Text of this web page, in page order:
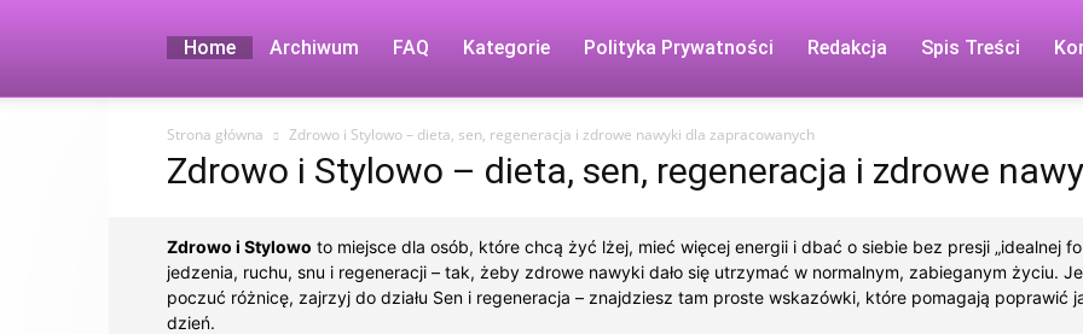
Home Archiwum FAQ Kategorie Polityka Prywatności Redakcja Spis Treści
Strona główna Zdrowo i Stylowo – dieta, sen, regeneracja i zdrowe nawyki dla zapracowanych
Zdrowo i Stylowo – dieta, sen, regeneracja i zdrowe
Zdrowo i Stylowo to miejsce dla osób, które chcą żyć lżej, mieć więcej energii i dbać o siebie bez presji „idealnej
jedzenia, ruchu, snu i regeneracji – tak, żeby zdrowe nawyki dało się utrzymać w normalnym, zabieganym życiu.
poczuć różnicę, zajrzyj do działu Sen i regeneracja – znajdziesz tam proste wskazówki, które pomagają poprawić
dzień.